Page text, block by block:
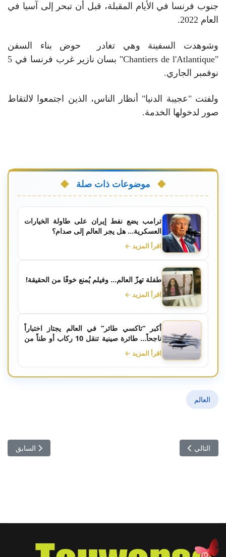
جنوب فرنسا في الأيام المقبلة، قبل أن تبحر إلى آسيا في
العام 2022.
وشوهدت السفينة وهي تغادر حوض بناء السفن
"Chantiers de l'Atlantique" بسان نازير غرب فرنسا في 5
نوفمبر الجاري.
ولفتت "عجيبة الدنيا" أنظار الناس، الذين اجتمعوا لالتقاط
صور لدخولها الخدمة.
موضوعات ذات صلة
ترامب يضع نفط إيران على طاولة الخيارات
العسكرية… هل يجر العالم إلى صدام؟
اقرأ المزيد ←
طفلة تهزّ العالم... وفيلم يُمنع خوفًا من الحقيقة!
اقرأ المزيد ←
أكبر “تاكسي طائر” في العالم يجتاز اختباراً
ناجحاً… طائرة صينية تنقل 10 ركاب أو طناً من
البضائع
اقرأ المزيد ←
العالم
المقال
السابقالمقال التالي: "جبال الظاهر" التونسية تحجز مكانها ضمن أفضل 100 مقصد عالمي للسياحة المستدامة
التالي